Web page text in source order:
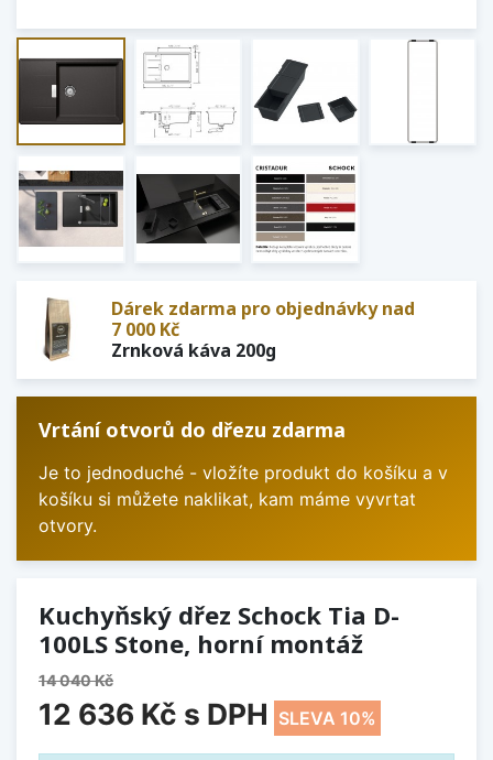
Dárek zdarma pro objednávky nad
7 000 Kč
Zrnková káva 200g
Vrtání otvorů do dřezu zdarma
Je to jednoduché - vložíte produkt do košíku a v
košíku si můžete naklikat, kam máme vyvrtat
otvory.
Kuchyňský dřez Schock Tia D-
100LS Stone, horní montáž
14 040 Kč
12 636 Kč s DPH SLEVA 10%